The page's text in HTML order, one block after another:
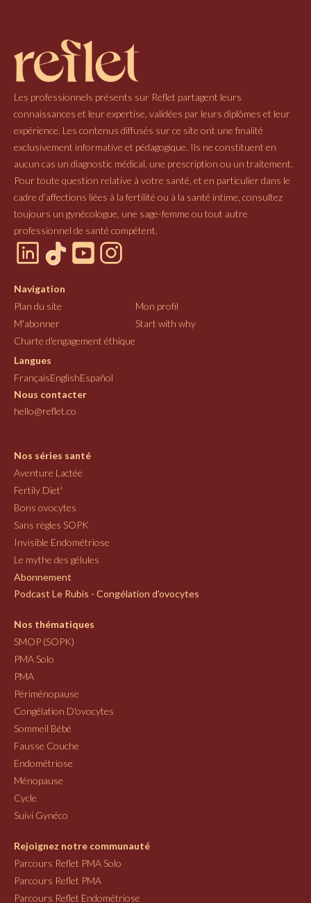
Les professionnels présents sur Reflet partagent leurs
connaissances et leur expertise, validées par leurs diplômes et leur
expérience. Les contenus diffusés sur ce site ont une finalité
exclusivement informative et pédagogique. Ils ne constituent en
aucun cas un diagnostic médical, une prescription ou un traitement.
Pour toute question relative à votre santé, et en particulier dans le
cadre d’affections liées à la fertilité ou à la santé intime, consultez
toujours un gynécologue, une sage-femme ou tout autre
professionnel de santé compétent.
Navigation
Plan du site
Mon profil
M'abonner
Start with why
Charte d'engagement éthique
Langues
FrançaisEnglishEspañol
Nous contacter
hello@reflet.co
Nos séries santé
Aventure Lactée
Fertily Diet'
Bons ovocytes
Sans règles SOPK
Invisible Endométriose
Le mythe des gélules
Abonnement
Podcast Le Rubis - Congélation d'ovocytes
Nos thématiques
SMOP (SOPK)
PMA Solo
PMA
Périménopause
Congélation D'ovocytes
Sommeil Bébé
Fausse Couche
Endométriose
Ménopause
Cycle
Suivi Gynéco
Rejoignez notre communauté
Parcours Reflet PMA Solo
Parcours Reflet PMA
Parcours Reflet Endométriose